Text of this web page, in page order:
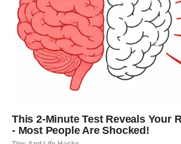
Ako ste slobodni, moguće je
da je zapisano u zvijezdama.
Ljubav vam mijenja život
Pred vama su trenuci koje ćete dugo
ŠKORPIJA